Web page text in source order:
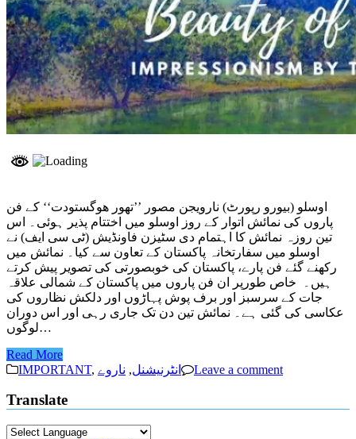
اوسلو (بیورو رپورٹ) نارویجن مصور ’’تھور ھوگستودت‘‘ کے فن
پاروں کی نمائش اتوار کے روز اوسلو میں اختتام پذیر ہوئی۔ اس
تین روزہ نمائش کا اہتمام دی سٹیزن فاونڈیش (ٹی سی ایف) نے
اوسلو میں سفارتخانہ پاکستان کے تعاون سے کیا۔ نمائش میں
رکھنے گئے فن پارے، پاکستان کی خوبصورتی کی تصویر پیش کرتے
ہیں۔ خاص طورپر ان فن پاروں میں پاکستان کے شمالی علاقہ
جات کے سرسبز اور برف پوش پہاڑوں اور دلکش نظاروں کی
عکاسی کی گئی ہے۔ نمائش تین دن تک جاری رہی اور اس دوران
لوگوں…
Read More
IMPORTANT, انٹرنیشنل, ناروے Leave a comment
Translate